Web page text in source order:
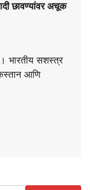
छावण्यांवर अचूक
भारतीय सशस्त्र
आणि